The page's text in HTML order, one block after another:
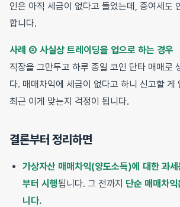
인은 아직 세금이 없다고 들었는데, 증여세도
합니다.
사례 ② 사실상 트레이딩을 업으로 하는 경우
직장을 그만두고 하루 종일 코인 단타 매매로
다. 매매차익에 세금이 없다고 하니 신고할 게
최근 이게 맞는지 걱정이 됩니다.
결론부터 정리하면
가상자산 매매차익(양도소득)에 대한 과
부터 시행됩니다. 그 전까지 단순 매매차
니다.